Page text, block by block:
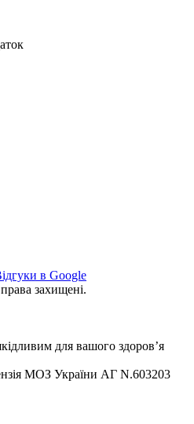
в Google
захищені.
для вашого здоров’я
МОЗ України АГ N.603203